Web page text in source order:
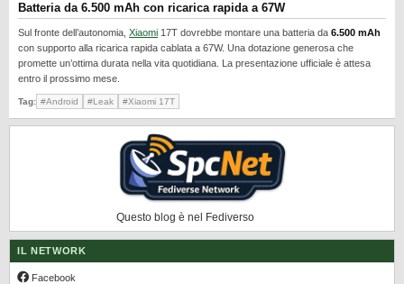
Batteria da 6.500 mAh con ricarica rapida a 67W
Sul fronte dell’autonomia, Xiaomi 17T dovrebbe montare una batteria da 6.500 mAh
con supporto alla ricarica rapida cablata a 67W. Una dotazione generosa che
promette un’ottima durata nella vita quotidiana. La presentazione ufficiale è attesa
entro il prossimo mese.
Tag: #Android #Leak #Xiaomi 17T
Questo blog è nel Fediverso
IL NETWORK
Facebook